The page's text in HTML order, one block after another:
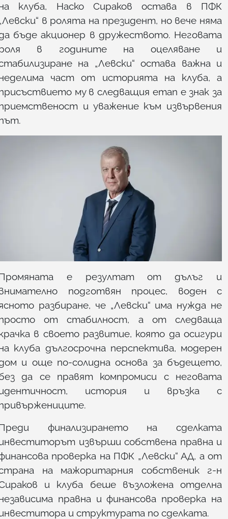
клуба, Наско Сираков остава в ПФК
в ролята на президент, но вече няма
бъде акционер в дружеството. Неговата
в годините на оцеляване и
на „Левски“ остава важна и
част от историята на клуба, а
му в следващия етап е знак за
и уважение към извървения
е резултат от дълъг и
подготвян процес, воден с
разбиране, че „Левски“ има нужда не
от стабилност, а от следваща
в своето развитие, която да осигури
клуба дългосрочна перспектива, модерен
и още по-солидна основа за бъдещето,
да се правят компромиси с неговата
история и връзка с
финализирането на сделката
извърши собствена правна и
проверка на ПФК „Левски“ АД, а от
на мажоритарния собственик г-н
и клуба беше възложена отделна
правна и финансова проверка на
и структурата по сделката.